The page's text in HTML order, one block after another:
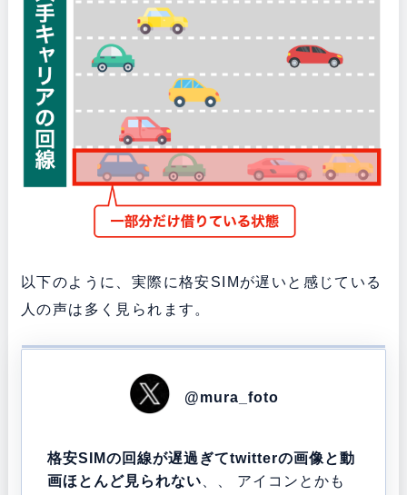
以下のように、実際に格安SIMが遅いと感じている
人の声は多く見られます。
@mura_foto
格安SIMの回線が遅過ぎてtwitterの画像と動
画ほとんど見られない 、、 アイコンとかも